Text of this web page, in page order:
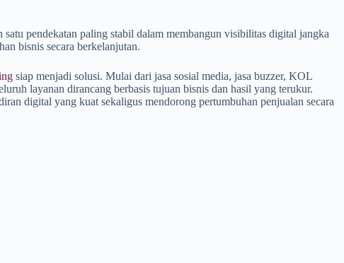
pendekatan paling stabil dalam membangun visibilitas digital jangka
bisnis secara berkelanjutan.
siap menjadi solusi. Mulai dari jasa sosial media, jasa buzzer, KOL
layanan dirancang berbasis tujuan bisnis dan hasil yang terukur.
digital yang kuat sekaligus mendorong pertumbuhan penjualan secara